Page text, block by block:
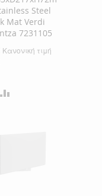
Steel
Mat Verdi
7231105
Κανονική τιμή